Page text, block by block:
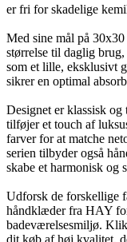
er fri for skadelige
Med sine mål på
størrelse til daglig
som et lille, eksklusivt
sikrer en optimal
Designet er klassisk
tilføjer et touch af
farver for at matche
serien tilbyder også
skabe et harmonisk og
Udforsk de forskellige
håndklæder fra HAY
badeværelsesmiljø.
dit køb af høj kvalitet,